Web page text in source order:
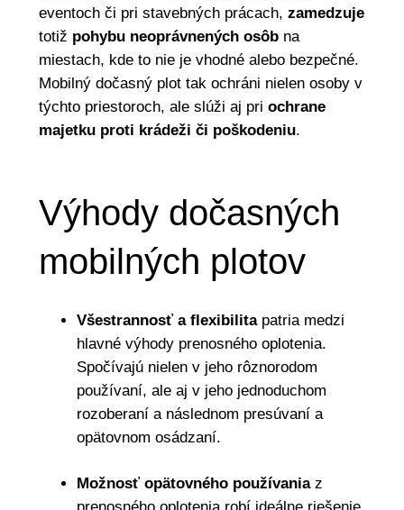
eventoch či pri stavebných prácach, zamedzuje
totiž pohybu neoprávnených osôbna
miestach, kde to nie je vhodné alebo bezpečné.
Mobilný dočasný plot tak ochráni nielen osoby v
týchto priestoroch, ale slúži aj pri ochrane
majetku proti krádeži či poškodeniu.
Výhody dočasných
mobilných plotov
Všestrannosť a flexibilita patria medzi
hlavné výhody prenosného oplotenia.
Spočívajú nielen v jeho rôznorodom
používaní, ale aj v jeho jednoduchom
rozoberaní a následnom presúvaní a
opätovnom osádzaní.
Možnosť opätovného používania z